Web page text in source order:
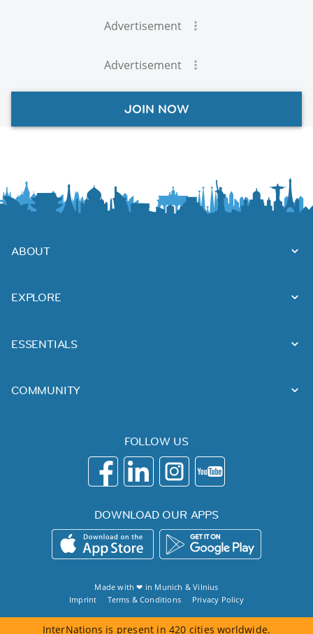
Advertisement
Advertisement
JOIN NOW
ABOUT
EXPLORE
ESSENTIALS
COMMUNITY
FOLLOW US
DOWNLOAD OUR APPS
Made with ❤ in Munich &Vilnius
Imprint
Terms & Conditions Privacy Policy
InterNations is present in 420 cities worldwide.